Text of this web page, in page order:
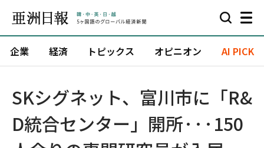
企業 経済 トピックス オピニオン AI PICK
SKシグネット、富川市に「R&
D統合センター」開所···150